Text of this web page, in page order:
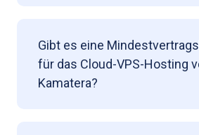
Gibt es eine
für das Cloud-VPS-Hosting
Kamatera?